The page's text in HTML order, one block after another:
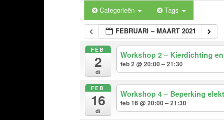
Categorieën Tags
FEBRUARI – MAART 2021
FEB
2
di
Workshop 2 – Kierdichting
feb 2 @ 20:00 – 21:30
FEB
16
di
Workshop 4 – Beperking
feb 16 @ 20:00 – 21:30